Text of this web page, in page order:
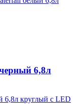
6,8л